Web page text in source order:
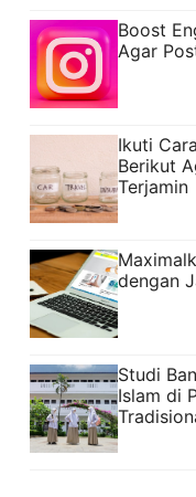
Boost
Agar
Ikuti
Berikut
Terjamin
dengan
Studi
Islam di